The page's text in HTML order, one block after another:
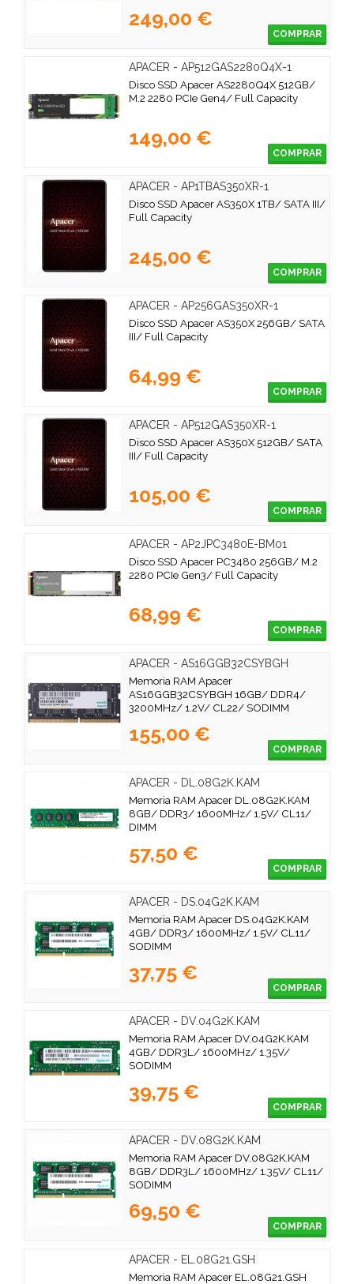
249,00 €
COMPRAR
APACER - AP512GAS2280Q4X-1
Disco SSD Apacer AS2280Q4X 512GB/
M.2 2280 PCIe Gen4/ Full Capacity
149,00 €
COMPRAR
APACER - AP1TBAS350XR-1
Disco SSD Apacer AS350X 1TB/ SATA III/
Full Capacity
245,00 €
COMPRAR
APACER - AP256GAS350XR-1
Disco SSD Apacer AS350X 256GB/ SATA
III/ Full Capacity
64,99 €
COMPRAR
APACER - AP512GAS350XR-1
Disco SSD Apacer AS350X 512GB/ SATA
III/ Full Capacity
105,00 €
COMPRAR
APACER - AP2JPC3480E-BM01
Disco SSD Apacer PC3480 256GB/ M.2
2280 PCIe Gen3/ Full Capacity
68,99 €
COMPRAR
APACER - AS16GGB32CSYBGH
Memoria RAM Apacer
AS16GGB32CSYBGH 16GB/ DDR4/
3200MHz/ 1.2V/ CL22/ SODIMM
155,00 €
COMPRAR
APACER - DL.08G2K.KAM
Memoria RAM Apacer DL.08G2K.KAM
8GB/ DDR3/ 1600MHz/ 1.5V/ CL11/
DIMM
57,50 €
COMPRAR
APACER - DS.04G2K.KAM
Memoria RAM Apacer DS.04G2K.KAM
4GB/ DDR3/ 1600MHz/ 1.5V/ CL11/
SODIMM
37,75 €
COMPRAR
APACER - DV.04G2K.KAM
Memoria RAM Apacer DV.04G2K.KAM
4GB/ DDR3L/ 1600MHz/ 1.35V/
SODIMM
39,75 €
COMPRAR
APACER - DV.08G2K.KAM
Memoria RAM Apacer DV.08G2K.KAM
8GB/ DDR3L/ 1600MHz/ 1.35V/ CL11/
SODIMM
69,50 €
COMPRAR
APACER - EL.08G21.GSH
Memoria RAM Apacer EL.08G21.GSH